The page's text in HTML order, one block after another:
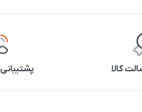
کالا پشتیبانی ۲۴ ساعته